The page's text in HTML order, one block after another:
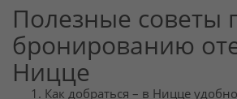
Полезные советы
бронированию
Ницце
Как добраться – в Ницце